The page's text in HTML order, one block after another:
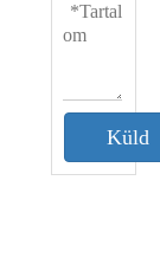
Küld